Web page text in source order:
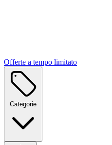
Offerte a tempo limitato
Categorie